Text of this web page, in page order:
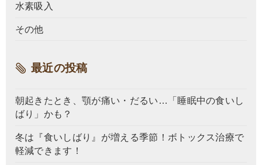
水素吸入
その他
最近の投稿
朝起きたとき、顎が痛い・だるい…「睡眠中の食いし
ばり」かも？
冬は『食いしばり』が増える季節！ボトックス治療で
軽減できます！